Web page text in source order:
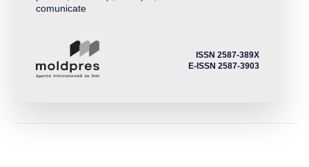
comunicate
ISSN 2587-389X
E-ISSN 2587-3903